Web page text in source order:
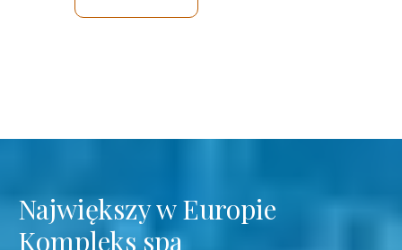
Największy w Europie
Kompleks spa